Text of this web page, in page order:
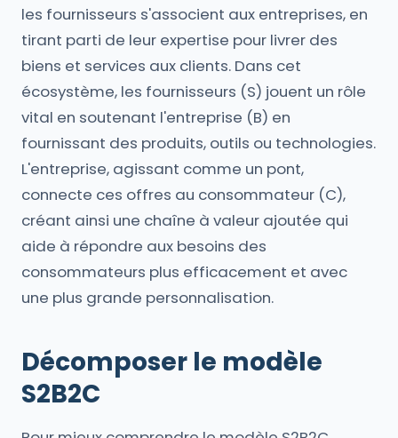
les fournisseurs s'associent aux entreprises, en
tirant parti de leur expertise pour livrer des
biens et services aux clients. Dans cet
écosystème, les fournisseurs (S) jouent un rôle
vital en soutenant l'entreprise (B) en
fournissant des produits, outils ou technologies.
L'entreprise, agissant comme un pont,
connecte ces offres au consommateur (C),
créant ainsi une chaîne à valeur ajoutée qui
aide à répondre aux besoins des
consommateurs plus efficacement et avec
une plus grande personnalisation.
Décomposer le modèle
S2B2C